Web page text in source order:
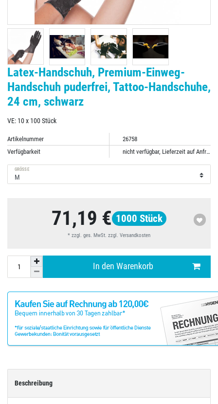
Latex-Handschuh, Premium-Einweg-
Handschuh puderfrei, Tattoo-Handschuhe,
24 cm, schwarz
VE: 10 x 100 Stück
Artikelnummer
26758
Verfügbarkeit
nicht verfügbar, Lieferzeit auf Anfrage
GRÖSSE
71,19 € 1000 Stück
* zzgl. ges. MwSt. zzgl. Versandkosten
In den Warenkorb
Beschreibung